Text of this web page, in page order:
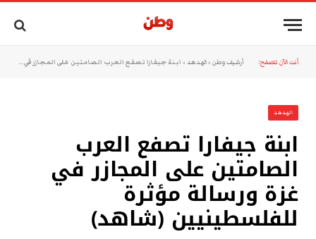
أنت الآن تتصفح: أرشيف وطن »الهدهد » ابنة جيفارا تصفع العرب الصامتين على المجازر في غزة ورسالة مؤثرة للفلسطينيين (شاهد)
الهدهد
ابنة جيفارا تصفع العرب
الصامتين على المجازر في
غزة ورسالة مؤثرة
للفلسطينيين (شاهد)